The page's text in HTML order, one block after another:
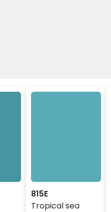
815E
Tropical sea